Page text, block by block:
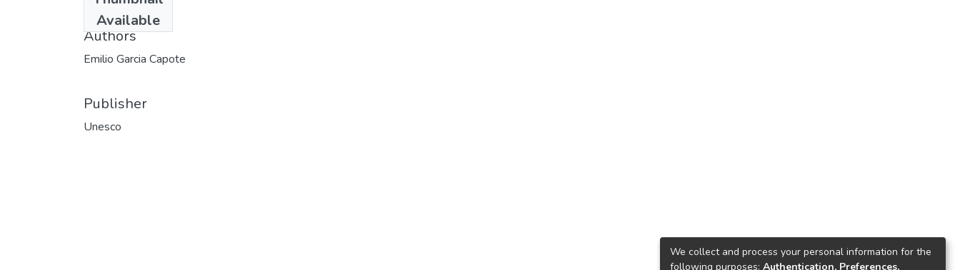
Available
1986
Authors
Emilio Garcia Capote
Publisher
Unesco
We collect and process your personal information for the
following purposes: Authentication, Preferences,